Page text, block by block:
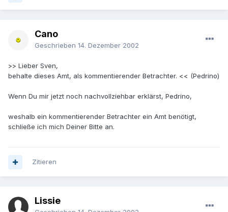
Cano
Geschrieben 14. Dezember 2002
>> Lieber Sven,
behalte dieses Amt, als kommentierender Betrachter. << (Pedrino)
Wenn Du mir jetzt noch nachvollziehbar erklärst, Pedrino,
weshalb ein kommentierender Betrachter ein Amt benötigt,
schließe ich mich Deiner Bitte an.
Zitieren
Lissie